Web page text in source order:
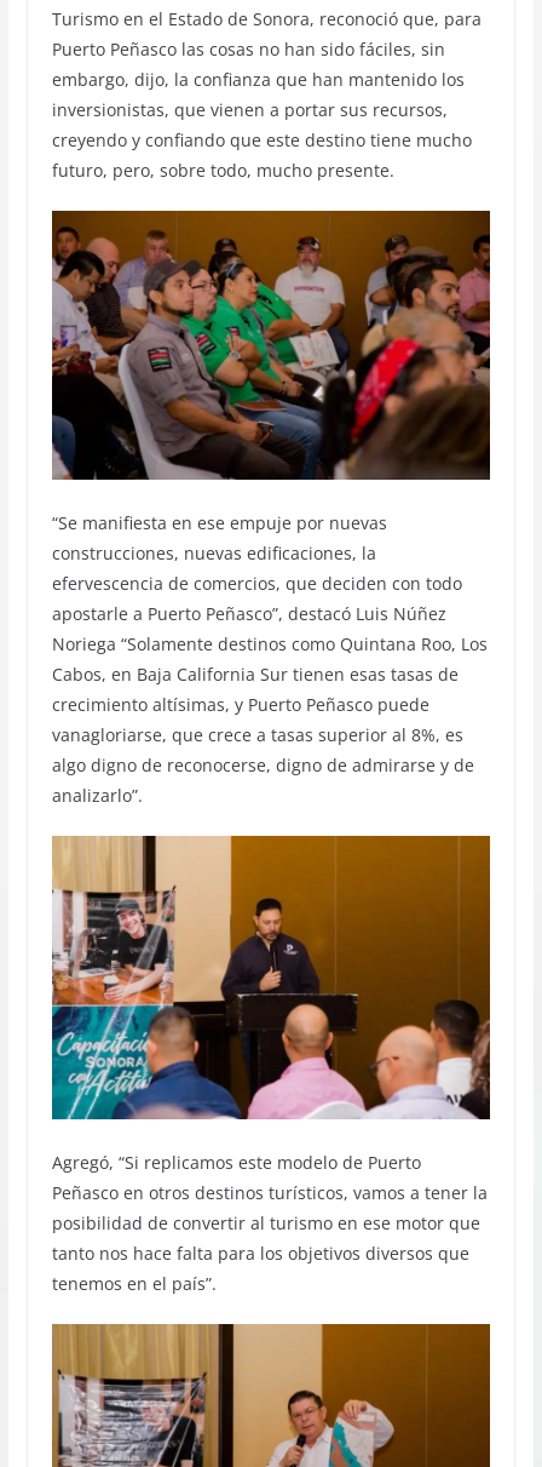
Turismo en el Estado de Sonora, reconoció que, para
Puerto Peñasco las cosas no han sido fáciles, sin
embargo, dijo, la confianza que han mantenido los
inversionistas, que vienen a portar sus recursos,
creyendo y confiando que este destino tiene mucho
futuro, pero, sobre todo, mucho presente.
“Se manifiesta en ese empuje por nuevas
construcciones, nuevas edificaciones, la
efervescencia de comercios, que deciden con todo
apostarle a Puerto Peñasco”, destacó Luis Núñez
Noriega “Solamente destinos como Quintana Roo, Los
Cabos, en Baja California Sur tienen esas tasas de
crecimiento altísimas, y Puerto Peñasco puede
vanagloriarse, que crece a tasas superior al 8%, es
algo digno de reconocerse, digno de admirarse y de
analizarlo”.
Agregó, “Si replicamos este modelo de Puerto
Peñasco en otros destinos turísticos, vamos a tener la
posibilidad de convertir al turismo en ese motor que
tanto nos hace falta para los objetivos diversos que
tenemos en el país”.